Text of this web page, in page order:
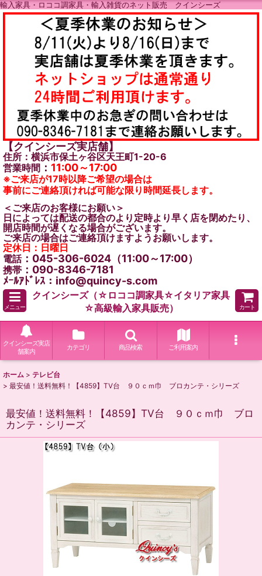
輸入家具・ロココ調家具・輸入雑貨のネット販売 クインシーズ
【クインシーズ実店舗】
住所：横浜市保土ヶ谷区天王町1-20-6
営業時間 ： 11:00～17:00
※ご来店が17時以降ご希望の場合は
事前にご連絡頂ければ可能な限り時間延長します。
＜ご来店のお客様にお願い＞
日によっては配送の都合のより定時より早く店を閉めたり、
開店時間が遅くなる場合がございます。
ご来店の場合はご連絡頂けますようお願いします。
定休日：日曜日
電話：045-306-6024（11:00～17:00）
携帯 ：090-8346-7181
ﾒｰﾙｱﾄﾞﾚｽ：info@quincy-s.com
メニュー
クインシーズ（☆ロココ調家具☆イタリア家具
☆高級輸入家具販売）
カート
クインシーズ実店
舗案内
カテゴリ 商品検索 ご利用案内
ホーム > テレビ台
> 最安値！送料無料！【4859】TV台 ９０ｃｍ巾 ブロカンテ・シリーズ
最安値！送料無料！【4859】TV台 ９０ｃｍ巾 ブロ
カンテ・シリーズ